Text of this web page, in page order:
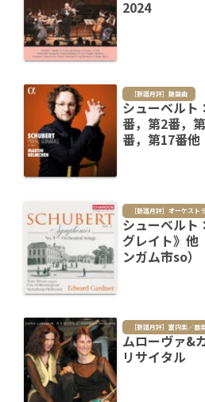
2024
［新譜月評］鍵盤曲
シューベルト
番，第2番，
番，第17番他
［新譜月評］オーケスト
シューベルト
グレイト》他
ンガム市so）
［新譜月評］室内楽／器
ムローヴァ&
リサイタル